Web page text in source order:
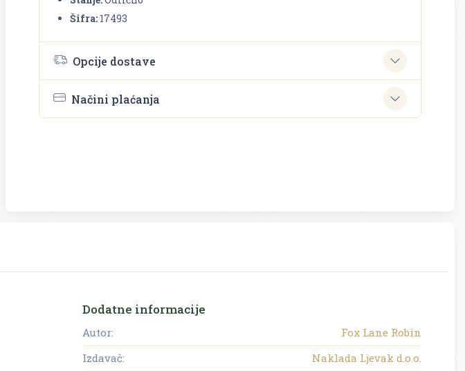
Šifra: 17493
Opcije dostave
Načini plaćanja
Dodatne informacije
Autor:
Fox Lane Robin
Izdavač:
Naklada Ljevak d.o.o.